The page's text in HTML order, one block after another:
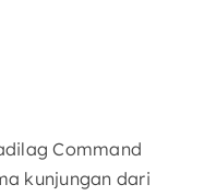
Command
kunjungan dari